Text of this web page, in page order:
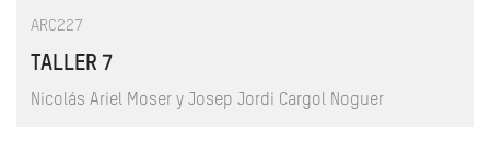
ARC227
TALLER 7
Nicolás Ariel Moser y Josep Jordi Cargol Noguer